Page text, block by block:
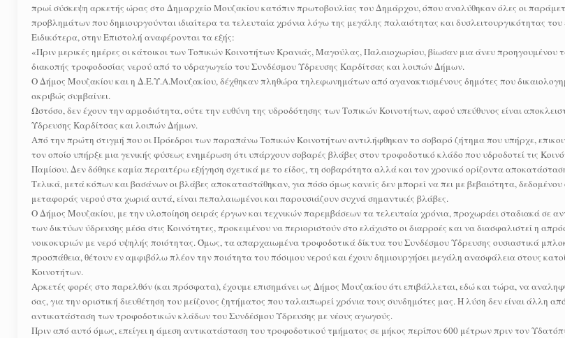
πρωί σύσκεψη αρκετής ώρας στο Δημαρχείο Μουζακίου κατόπιν πρωτοβουλίας του Δημάρχου, όπου αναλύθηκαν όλες οι
προβλημάτων που δημιουργούνται ιδιαίτερα τα τελευταία χρόνια λόγω της μεγάλης παλαιότητας και δυσλειτουργικότητας
Ειδικότερα, στην Επιστολή αναφέρονται τα εξής:
«Πριν μερικές ημέρες οι κάτοικοι των Τοπικών Κοινοτήτων Κρανιάς, Μαγούλας, Παλαιοχωρίου, βίωσαν μια άνευ προηγουμένου
διακοπής τροφοδοσίας νερού από το υδραγωγείο του Συνδέσμου Ύδρευσης Καρδίτσας και λοιπών Δήμων.
Ο Δήμος Μουζακίου και η Δ.Ε.Υ.Α.Μουζακίου, δέχθηκαν πληθώρα τηλεφωνημάτων από αγανακτισμένους δημότες που
ακριβώς συμβαίνει.
Ωστόσο, δεν έχουν την αρμοδιότητα, ούτε την ευθύνη της υδροδότησης των Τοπικών Κοινοτήτων, αφού υπεύθυνος είναι
Ύδρευσης Καρδίτσας και λοιπών Δήμων.
Από την πρώτη στιγμή που οι Πρόεδροι των παραπάνω Τοπικών Κοινοτήτων αντιλήφθηκαν το σοβαρό ζήτημα που υπήρχε,
τον οποίο υπήρξε μια γενικής φύσεως ενημέρωση ότι υπάρχουν σοβαρές βλάβες στον τροφοδοτικό κλάδο που υδροδοτεί τις
Παμίσου. Δεν δόθηκε καμία περαιτέρω εξήγηση σχετικά με το είδος, τη σοβαρότητα αλλά και τον χρονικό ορίζοντα
Τελικά, μετά κόπων και βασάνων οι βλάβες αποκαταστάθηκαν, για πόσο όμως κανείς δεν μπορεί να πει με βεβαιότητα, δεδομένου
μεταφοράς νερού στα χωριά αυτά, είναι πεπαλαιωμένοι και παρουσιάζουν συχνά σημαντικές βλάβες.
Ο Δήμος Μουζακίου, με την υλοποίηση σειράς έργων και τεχνικών παρεμβάσεων τα τελευταία χρόνια, προχωράει σταδιακά σε
των δικτύων ύδρευσης μέσα στις Κοινότητες, προκειμένου να περιοριστούν στο ελάχιστο οι διαρροές και να διασφαλιστεί η
νοικοκυριών με νερό υψηλής ποιότητας. Όμως, τα απαρχαιωμένα τροφοδοτικά δίκτυα του Συνδέσμου Ύδρευσης ουσιαστικά
προσπάθεια, θέτουν εν αμφιβόλω πλέον την ποιότητα του πόσιμου νερού και έχουν δημιουργήσει μεγάλη ανασφάλεια στους
Κοινοτήτων.
Αρκετές φορές στο παρελθόν (και πρόσφατα), έχουμε επισημάνει ως Δήμος Μουζακίου ότι επιβάλλεται, εδώ και τώρα, να
σας, για την οριστική διευθέτηση του μείζονος ζητήματος που ταλαιπωρεί χρόνια τους συνδημότες μας. Η λύση δεν είναι άλλη
αντικατάσταση των τροφοδοτικών κλάδων του Συνδέσμου Ύδρευσης με νέους αγωγούς.
Πριν από αυτό όμως, επείγει η άμεση αντικατάσταση του τροφοδοτικού τμήματος σε μήκος περίπου 600 μέτρων πριν τον